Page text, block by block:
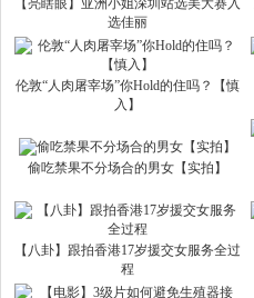
【亮瞎眼】亚洲小姐深圳站选美大赛入
选佳丽
伦敦“人肉屠宰场”你Hold的住吗？【慎
入】
偷吃禁果不分场合的男女【实拍】
【八卦】跟拍香港17岁援交女服务全过
程